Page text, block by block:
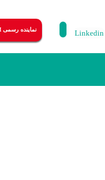
نماینده رسمی R&M سوییس Linkedin